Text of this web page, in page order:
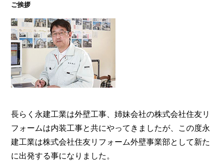
えの方は塗装専門店の株式会社住友リフォーム外壁
事業部へ。【電話：0800-200-5246/受付：8時～20
時土日対応】メール相談・御見積り依頼は24時間受
付。『後悔しない塗り替えガイドブック』無料進呈
ご挨拶
長らく永建工業は外壁工事、姉妹会社の株式会社住友リ
フォームは内装工事と共にやってきましたが、この度永
建工業は株式会社住友リフォーム外壁事業部として新た
に出発する事になりました。